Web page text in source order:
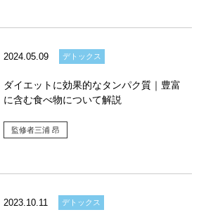
2024.05.09 デトックス
ダイエットに効果的なタンパク質｜豊富
に含む食べ物について解説
監修者三浦 昂
2023.10.11 デトックス